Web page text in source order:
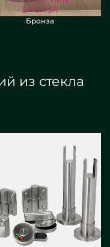
Бронза
из стекла